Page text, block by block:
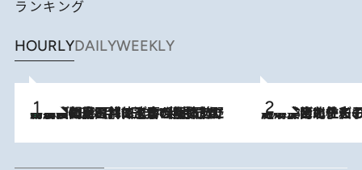
ランキング
HOURLYDAILYWEEKLY
2026.8.8
「最後に見られてよかった」上野動物園の東園パンダ舎が解体前に特別公開。8月16日まで延長されたパネル展と共に辿る“半世紀”のパンダ飼育《解体工事の図面あり》 2026.8.3
《「文士の子ども被害者の会」発足！》阿川佐和子（72）が語る遠藤周作に北杜夫、劇作家・矢代静一の子どもたちの“文豪プライベート事件簿”